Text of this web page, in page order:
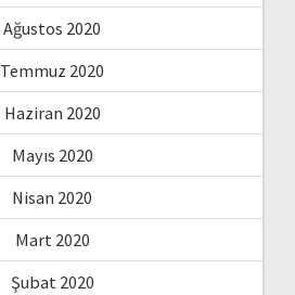
Ağustos 2020
Temmuz 2020
Haziran 2020
Mayıs 2020
Nisan 2020
Mart 2020
Şubat 2020